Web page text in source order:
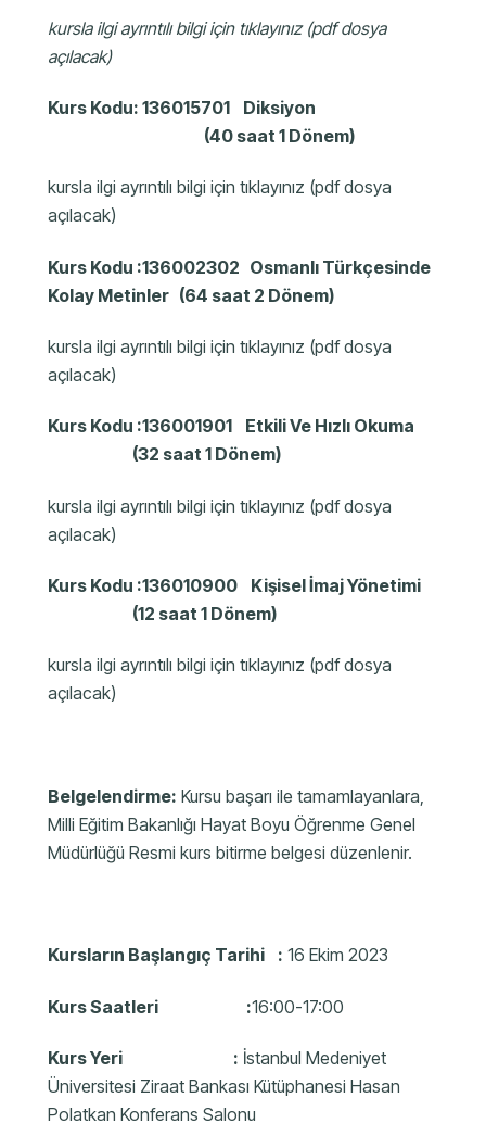
kursla ilgi ayrıntılı bilgi için tıklayınız (pdf dosya
açılacak)
Kurs Kodu: 136015701 Diksiyon
(40 saat 1 Dönem)
kursla ilgi ayrıntılı bilgi için tıklayınız (pdf dosya
açılacak)
Kurs Kodu :136002302 Osmanlı Türkçesinde
Kolay Metinler (64 saat 2 Dönem)
kursla ilgi ayrıntılı bilgi için tıklayınız (pdf dosya
açılacak)
Kurs Kodu :136001901 Etkili Ve Hızlı Okuma
(32 saat 1 Dönem)
kursla ilgi ayrıntılı bilgi için tıklayınız (pdf dosya
açılacak)
Kurs Kodu :136010900 Kişisel İmaj Yönetimi
(12 saat 1 Dönem)
kursla ilgi ayrıntılı bilgi için tıklayınız (pdf dosya
açılacak)
Belgelendirme: Kursu başarı ile tamamlayanlara,
Milli Eğitim Bakanlığı Hayat Boyu Öğrenme Genel
Müdürlüğü Resmi kurs bitirme belgesi düzenlenir.
Kursların Başlangıç Tarihi : 16 Ekim 2023
Kurs Saatleri :16:00-17:00
Kurs Yeri : İstanbul Medeniyet
Üniversitesi Ziraat Bankası Kütüphanesi Hasan
Polatkan Konferans Salonu